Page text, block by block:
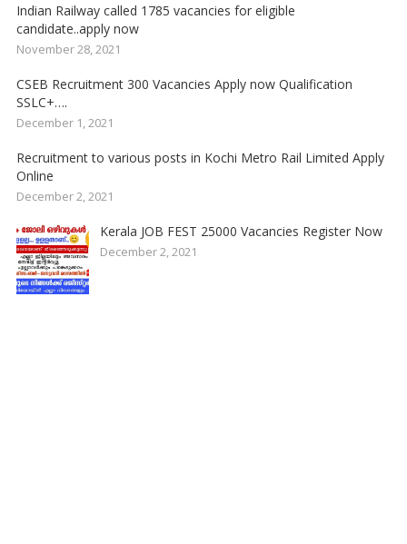
Indian Railway called 1785 vacancies for eligible
candidate..apply now
November 28, 2021
CSEB Recruitment 300 Vacancies Apply now Qualification
SSLC+….
December 1, 2021
Recruitment to various posts in Kochi Metro Rail Limited Apply
Online
December 2, 2021
Kerala JOB FEST 25000 Vacancies Register Now
December 2, 2021